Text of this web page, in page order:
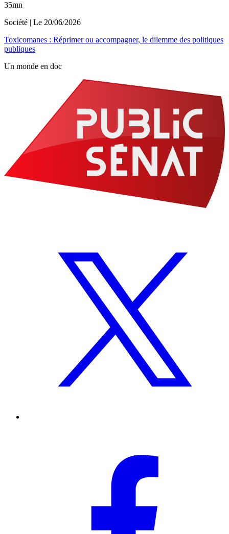
35mn
Société | Le 20/06/2026
Toxicomanes : Réprimer ou accompagner, le dilemme des politiques
publiques
Un monde en doc